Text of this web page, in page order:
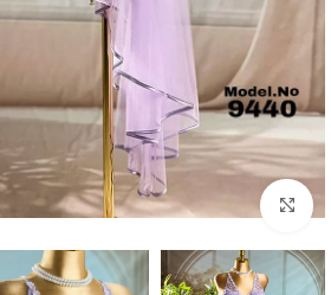
Click to enlarge